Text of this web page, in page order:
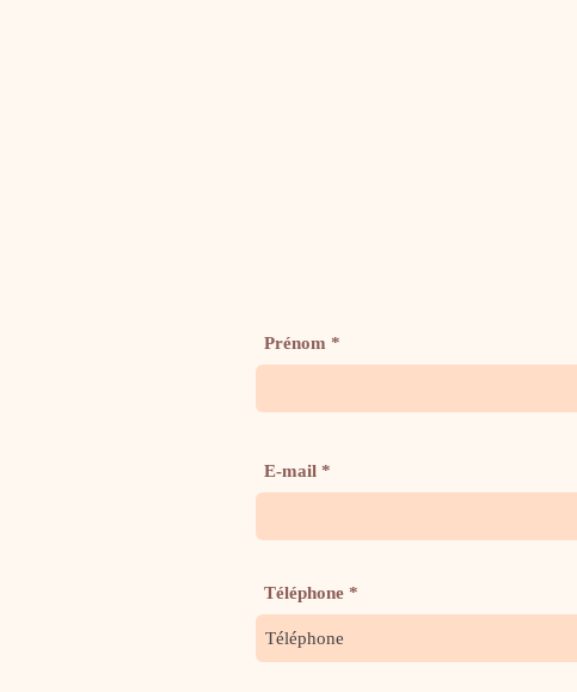
Prénom
E-mail
Téléphone